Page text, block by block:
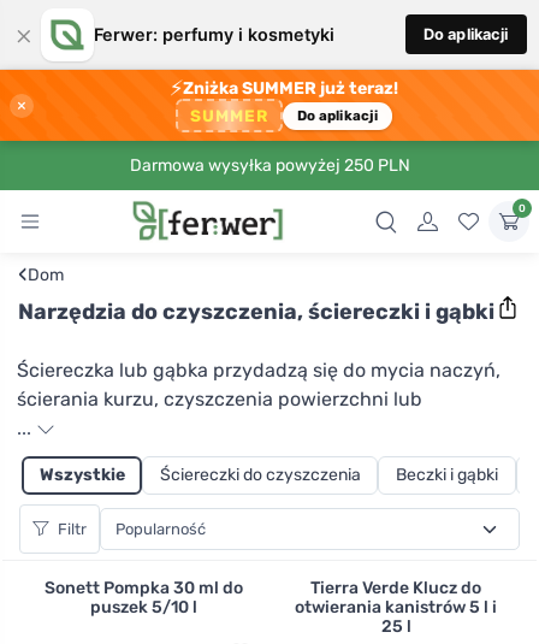
× Ferwer: perfumy i kosmetyki Do aplikacji
×
⚡Zniżka SUMMER już teraz!
SUMMER Do aplikacji
Darmowa wysyłka powyżej 250 PLN
0
‹Dom
Narzędzia do czyszczenia, ściereczki i gąbki
Ściereczka lub gąbka przydadzą się do mycia naczyń,
ścierania kurzu, czyszczenia powierzchni lub
wyposażenia łazienki. Znajdziesz tu specjalne ściereczki
do podłóg lub powierzchni szklanych, a także ściereczki
uniwersalne do wszystkich czynności związanych z
utrzymaniem czystości w domu. Używaj gąbek do
mycia naczyń lub toalety, albo wypróbuj bardziej
powierzchni, takich jak zaschnięte naczynia, uporczywe
oparzenia lub plamy z farby. Wszystkie produkty są
...
Wszystkie Ściereczki do czyszczenia Beczki i gąbki
Filtr
Sonett Pompka 30 ml do
puszek 5/10 l
Tierra Verde Klucz do
otwierania kanistrów 5 l i
25 l